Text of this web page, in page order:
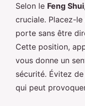
Selon le Feng Shui
cruciale. Placez-
porte sans être
Cette position,
vous donne un
sécurité. Évitez
qui peut